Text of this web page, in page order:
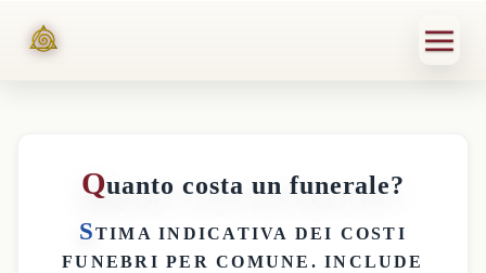
Quanto costa un funerale?
STIMA INDICATIVA DEI COSTI
FUNEBRI PER COMUNE . INCLUDE